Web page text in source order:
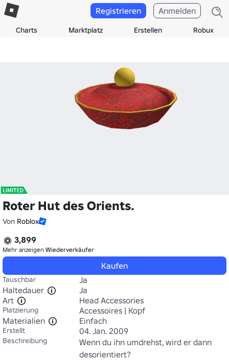
Charts Marktplatz Erstellen Robux
Registrieren Anmelden
Roter Hut des Orients.
Von Roblox
3,899
Mehr anzeigen Wiederverkäufer
Kaufen
Tauschbar
Ja
Haltedauer
Ja
Art
Head Accessories
Platzierung
Accessoires | Kopf
Materialien
Einfach
Erstellt 04. Jan. 2009
Beschreibung
Wenn du ihn umdrehst, wird er dann
desorientiert?